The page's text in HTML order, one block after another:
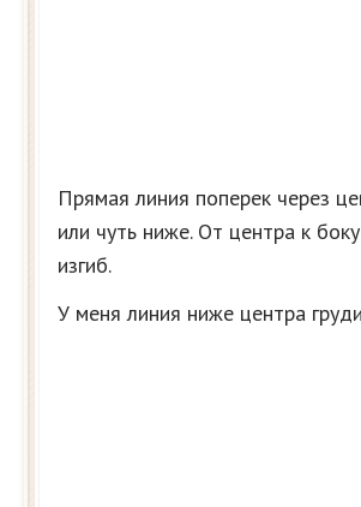
Прямая линия поперек через
или чуть ниже. От центра к
изгиб.
У меня линия ниже центра